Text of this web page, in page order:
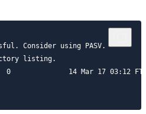
Consider using PASV.
listing.
14 Mar 17 03:12